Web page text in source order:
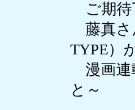
ご期待
藤真さ
TYPE）
漫画連
と～